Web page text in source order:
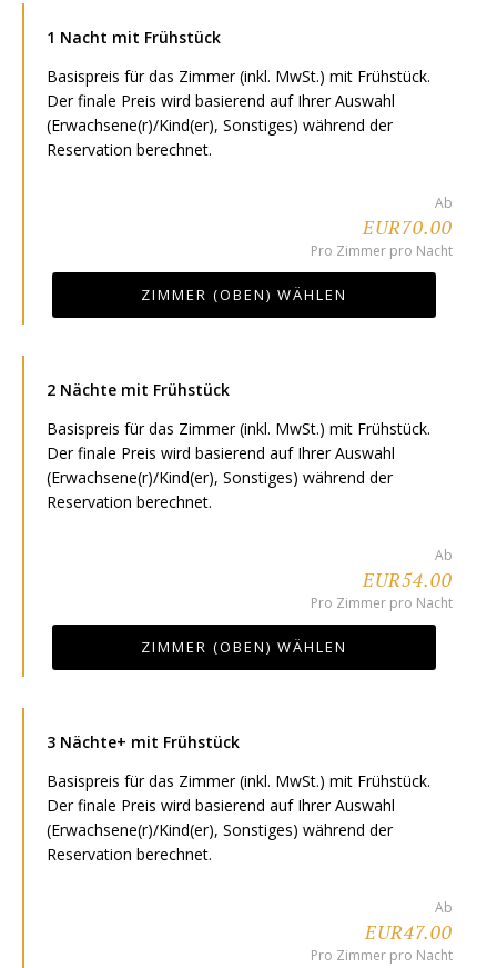
1 Nacht mit Frühstück
Basispreis für das Zimmer (inkl. MwSt.) mit Frühstück.
Der finale Preis wird basierend auf Ihrer Auswahl
(Erwachsene(r)/Kind(er), Sonstiges) während der
Reservation berechnet.
Ab
EUR70.00
Pro Zimmer pro Nacht
ZIMMER (OBEN) WÄHLEN
2 Nächte mit Frühstück
Basispreis für das Zimmer (inkl. MwSt.) mit Frühstück.
Der finale Preis wird basierend auf Ihrer Auswahl
(Erwachsene(r)/Kind(er), Sonstiges) während der
Reservation berechnet.
Ab
EUR54.00
Pro Zimmer pro Nacht
ZIMMER (OBEN) WÄHLEN
3 Nächte+ mit Frühstück
Basispreis für das Zimmer (inkl. MwSt.) mit Frühstück.
Der finale Preis wird basierend auf Ihrer Auswahl
(Erwachsene(r)/Kind(er), Sonstiges) während der
Reservation berechnet.
Ab
EUR47.00
Pro Zimmer pro Nacht